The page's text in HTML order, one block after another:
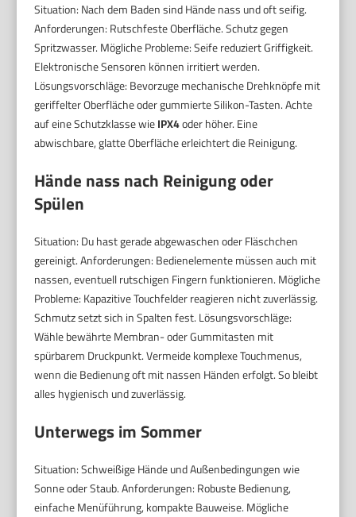
Situation: Nach dem Baden sind Hände nass und oft seifig.
Anforderungen: Rutschfeste Oberfläche. Schutz gegen
Spritzwasser. Mögliche Probleme: Seife reduziert Griffigkeit.
Elektronische Sensoren können irritiert werden.
Lösungsvorschläge: Bevorzuge mechanische Drehknöpfe mit
geriffelter Oberfläche oder gummierte Silikon-Tasten. Achte
auf eine Schutzklasse wieIPX4oder höher. Eine
abwischbare, glatte Oberfläche erleichtert die Reinigung.
Hände nass nach Reinigung oder
Spülen
Situation: Du hast gerade abgewaschen oder Fläschchen
gereinigt. Anforderungen: Bedienelemente müssen auch mit
nassen, eventuell rutschigen Fingern funktionieren. Mögliche
Probleme: Kapazitive Touchfelder reagieren nicht zuverlässig.
Schmutz setzt sich in Spalten fest. Lösungsvorschläge:
Wähle bewährte Membran- oder Gummitasten mit
spürbarem Druckpunkt. Vermeide komplexe Touchmenus,
wenn die Bedienung oft mit nassen Händen erfolgt. So bleibt
alles hygienisch und zuverlässig.
Unterwegs im Sommer
Situation: Schweißige Hände und Außenbedingungen wie
Sonne oder Staub. Anforderungen: Robuste Bedienung,
einfache Menüführung, kompakte Bauweise. Mögliche